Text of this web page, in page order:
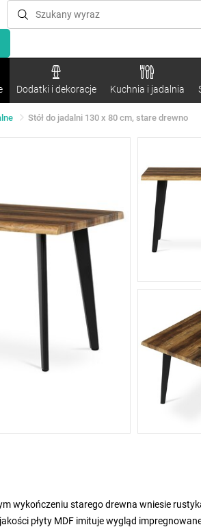
Dodatki i dekoracje Kuchnia i jadalnia
Stół do jadalni 130 x 80 cm, stare drewno
wykończeniu starego drewna wniesie
płyty MDF imituje wygląd